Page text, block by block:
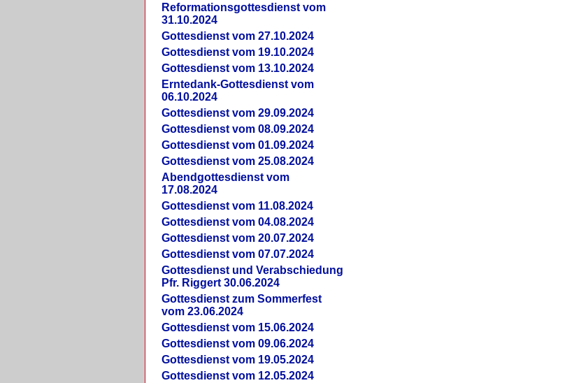
Reformationsgottesdienst vom
31.10.2024
Gottesdienst vom 27.10.2024
Gottesdienst vom 19.10.2024
Gottesdienst vom 13.10.2024
Erntedank-Gottesdienst vom
06.10.2024
Gottesdienst vom 29.09.2024
Gottesdienst vom 08.09.2024
Gottesdienst vom 01.09.2024
Gottesdienst vom 25.08.2024
Abendgottesdienst vom
17.08.2024
Gottesdienst vom 11.08.2024
Gottesdienst vom 04.08.2024
Gottesdienst vom 20.07.2024
Gottesdienst vom 07.07.2024
Gottesdienst und Verabschiedung
Pfr. Riggert 30.06.2024
Gottesdienst zum Sommerfest
vom 23.06.2024
Gottesdienst vom 15.06.2024
Gottesdienst vom 09.06.2024
Gottesdienst vom 19.05.2024
Gottesdienst vom 12.05.2024